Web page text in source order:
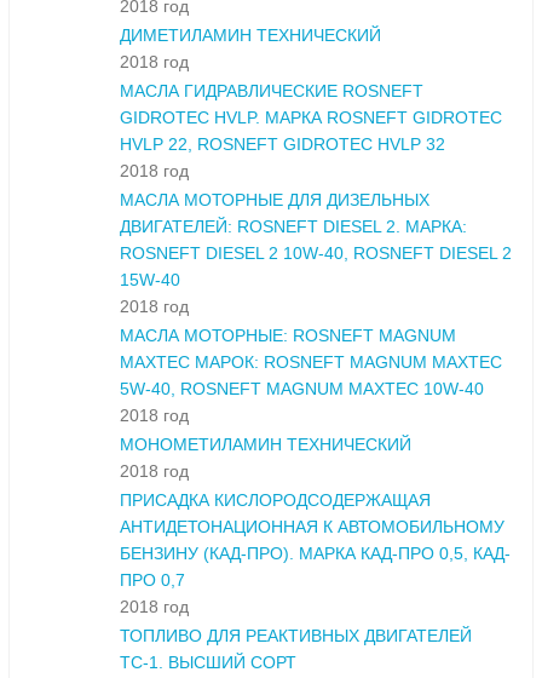
2018 год
ДИМЕТИЛАМИН ТЕХНИЧЕСКИЙ
2018 год
МАСЛА ГИДРАВЛИЧЕСКИЕ ROSNEFT
GIDROTEC HVLP. МАРКА ROSNEFT GIDROTEC
HVLP 22, ROSNEFT GIDROTEC HVLP 32
2018 год
МАСЛА МОТОРНЫЕ ДЛЯ ДИЗЕЛЬНЫХ
ДВИГАТЕЛЕЙ: ROSNEFT DIESEL 2. МАРКА:
ROSNEFT DIESEL 2 10W-40, ROSNEFT DIESEL 2
15W-40
2018 год
МАСЛА МОТОРНЫЕ: ROSNEFT MAGNUM
MAXTEC МАРОК: ROSNEFT MAGNUM MAXTEC
5W-40, ROSNEFT MAGNUM MAXTEC 10W-40
2018 год
МОНОМЕТИЛАМИН ТЕХНИЧЕСКИЙ
2018 год
ПРИСАДКА КИСЛОРОДСОДЕРЖАЩАЯ
АНТИДЕТОНАЦИОННАЯ К АВТОМОБИЛЬНОМУ
БЕНЗИНУ (КАД-ПРО). МАРКА КАД-ПРО 0,5, КАД-
ПРО 0,7
2018 год
ТОПЛИВО ДЛЯ РЕАКТИВНЫХ ДВИГАТЕЛЕЙ
ТС-1. ВЫСШИЙ СОРТ